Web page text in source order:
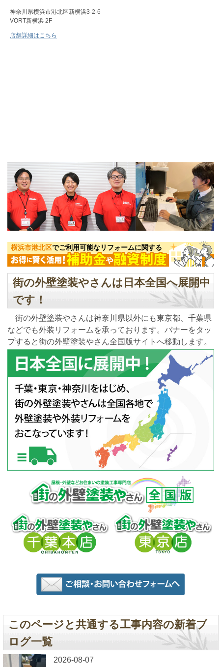
神奈川県横浜市港北区新横浜3-2-6
VORT新横浜 2F
店舗詳細はこちら
横浜市港北区でご利用可能なリフォームに関する
街の外壁塗装やさんは日本全国へ展開中
です！
街の外壁塗装やさんは神奈川県以外にも東京都、千葉県
などでも外装リフォームを承っております。バナーをタッ
プすると街の外壁塗装やさん全国版サイトへ移動します。
このページと共通する工事内容の新着ブ
ログ一覧
2026-08-07